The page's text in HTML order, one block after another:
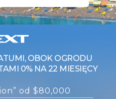
od $80,000
OBOK OGRODU
0% NA 22 MIESIĘCY